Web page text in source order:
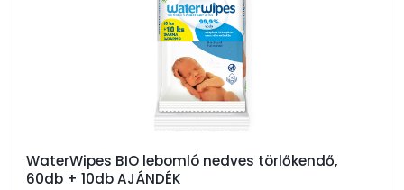
WaterWipes BIO lebomló nedves törlőkendő,
60db + 10db AJÁNDÉK